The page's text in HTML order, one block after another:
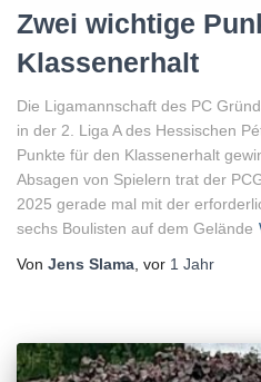
Zwei wichtige
Klassenerhalt
Die Ligamannschaft des PC
in der 2. Liga A des Hessischen
Punkte für den Klassenerhalt
Absagen von Spielern trat der
2025 gerade mal mit der
sechs Boulisten auf dem Gelände
Von Jens Slama , vor 1 Jahr